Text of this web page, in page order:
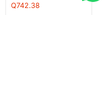
Q742.38